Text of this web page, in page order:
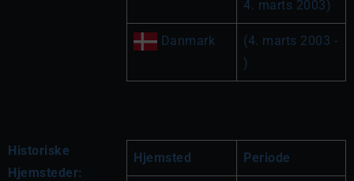
4. marts 2003)
Danmark
(4. marts 2003 -
)
Historiske
Hjemsteder:
Hjemsted Periode